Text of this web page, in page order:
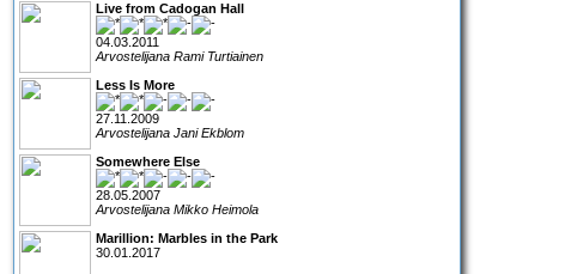
Live from Cadogan Hall
04.03.2011
Arvostelijana Rami Turtiainen
Less Is More
27.11.2009
Arvostelijana Jani Ekblom
Somewhere Else
28.05.2007
Arvostelijana Mikko Heimola
Marillion: Marbles in the Park
30.01.2017